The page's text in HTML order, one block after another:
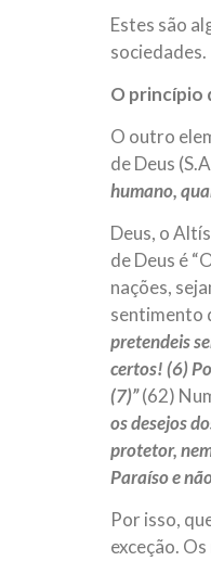
Estes são
sociedades.
O princípio
O outro
de Deus
humano,
Deus, o
de Deus é
nações,
sentimento
pretendeis
certos! (6)
(7)”(62)
os desejos
protetor,
Paraíso e
Por isso,
exceção.